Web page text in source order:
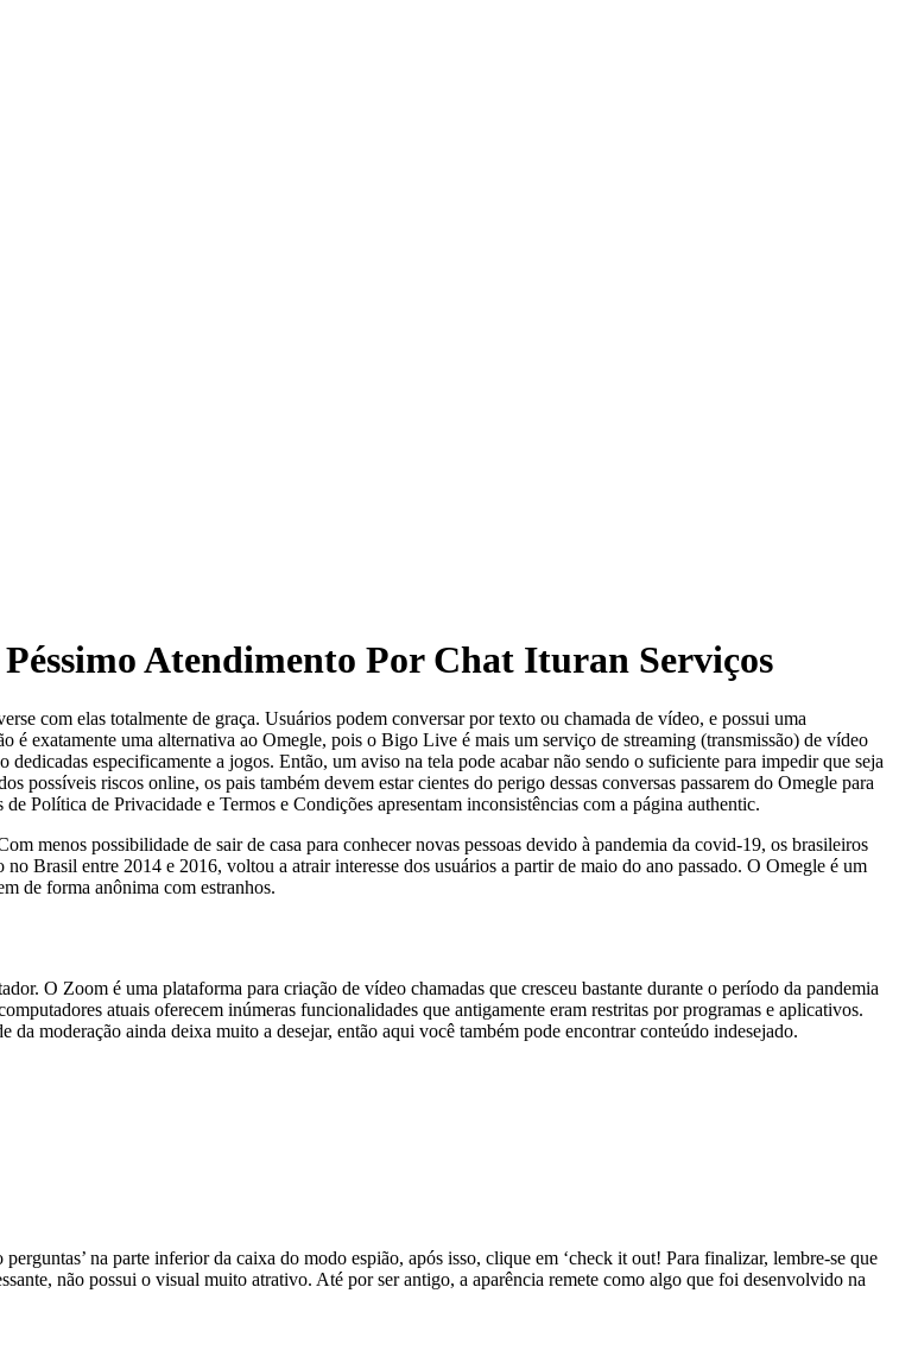
Atendimento Por Chat Ituran Serviços
com elas totalmente de graça. Usuários podem conversar por texto ou chamada de vídeo, e possui uma
é exatamente uma alternativa ao Omegle, pois o Bigo Live é mais um serviço de streaming (transmissão) de vídeo
especificamente a jogos. Então, um aviso na tela pode acabar não sendo o suficiente para impedir que seja
riscos online, os pais também devem estar cientes do perigo dessas conversas passarem do Omegle para
Política de Privacidade e Termos e Condições apresentam inconsistências com a página authentic.
menos possibilidade de sair de casa para conhecer novas pessoas devido à pandemia da covid-19, os brasileiros
Brasil entre 2014 e 2016, voltou a atrair interesse dos usuários a partir de maio do ano passado. O Omegle é um
de forma anônima com estranhos.
O Zoom é uma plataforma para criação de vídeo chamadas que cresceu bastante durante o período da pandemia
atuais oferecem inúmeras funcionalidades que antigamente eram restritas por programas e aplicativos.
moderação ainda deixa muito a desejar, então aqui você também pode encontrar conteúdo indesejado.
na parte inferior da caixa do modo espião, após isso, clique em ‘check it out! Para finalizar, lembre-se que
não possui o visual muito atrativo. Até por ser antigo, a aparência remete como algo que foi desenvolvido na